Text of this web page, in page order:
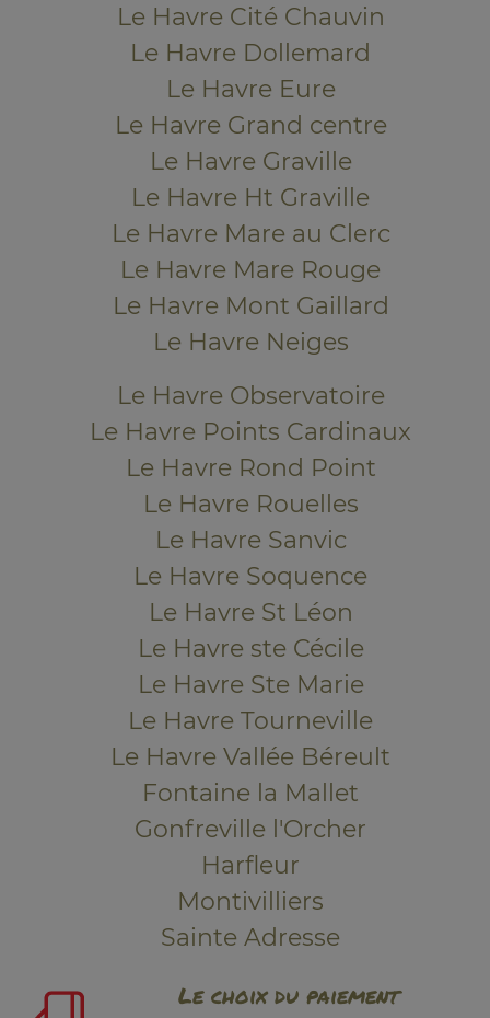
Le Havre Cité Chauvin
Le Havre Dollemard
Le Havre Eure
Le Havre Grand centre
Le Havre Graville
Le Havre Ht Graville
Le Havre Mare au Clerc
Le Havre Mare Rouge
Le Havre Mont Gaillard
Le Havre Neiges
Le Havre Observatoire
Le Havre Points Cardinaux
Le Havre Rond Point
Le Havre Rouelles
Le Havre Sanvic
Le Havre Soquence
Le Havre St Léon
Le Havre ste Cécile
Le Havre Ste Marie
Le Havre Tourneville
Le Havre Vallée Béreult
Fontaine la Mallet
Gonfreville l'Orcher
Harfleur
Montivilliers
Sainte Adresse
Le choix du paiement